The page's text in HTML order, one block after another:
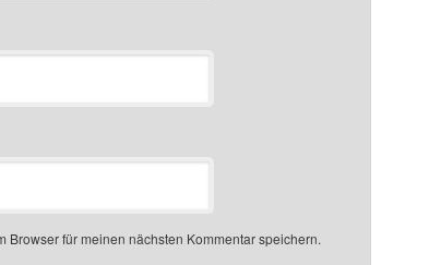
Browser für meinen nächsten Kommentar speichern.